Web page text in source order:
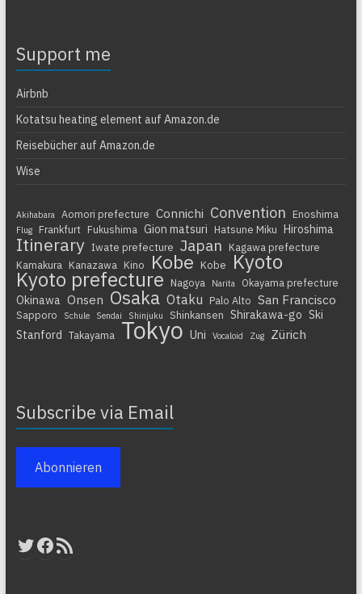
Support me
Airbnb
Kotatsu heating element auf Amazon.de
Reisebücher auf Amazon.de
Wise
Akihabara Aomori prefecture Connichi Convention Enoshima
Flug Frankfurt Fukushima Gion matsuri Hatsune Miku Hiroshima
Itinerary Iwate prefecture Japan
Kagawa prefecture
Kamakura Kanazawa Kino Kobe Kobe Kyoto
Kyoto prefecture Nagoya Narita Okayama prefecture
Okinawa Onsen Osaka Otaku Palo Alto San Francisco
Sapporo Schule Sendai Shinjuku Shinkansen Shirakawa-go Ski
Stanford
Takayama Tokyo Uni Vocaloid Zug Zürich
Subscribe via Email
Abonnieren
Twitter
Facebook
RSS-Feed